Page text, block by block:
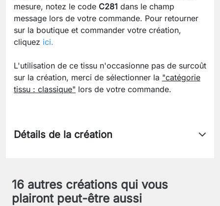
mesure, notez le code C281 dans le champ
message lors de votre commande. Pour retourner
sur la boutique et commander votre création,
cliquez ici.
L'utilisation de ce tissu n'occasionne pas de surcoût
sur la création, merci de sélectionner la "catégorie
tissu : classique" lors de votre commande.
Détails de la création
16 autres créations qui vous
plairont peut-être aussi